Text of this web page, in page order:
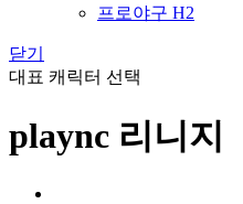
프로야구 H2
닫기
대표 캐릭터 선택
plaync 리니지